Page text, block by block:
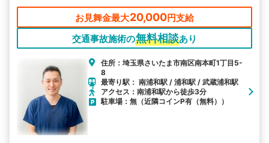
お見舞金最大20,000円支給
交通事故施術の無料相談あり
住所：埼玉県さいたま市南区南本町1丁目5-
8
最寄り駅： 南浦和駅 / 浦和駅 / 武蔵浦和駅
アクセス：南浦和駅から徒歩3分
駐車場：無（近隣コインP有（無料））